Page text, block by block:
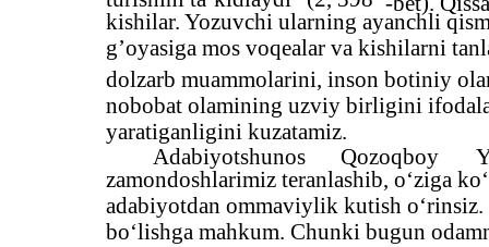
kishilar. Yozuvchi ularning ayanchli
g’oyasiga mos voqealar va kishilarni
dolzarb muammolarini, inson botiniy
nobobat olamining uzviy birligini
yaratiganligini kuzatamiz.
Adabiyotshunos
Qozoqboy
zamondoshlarimiz teranlashib, o‘ziga
adabiyotdan ommaviylik kutish
bo‘lishga mahkum. Chunki bugun